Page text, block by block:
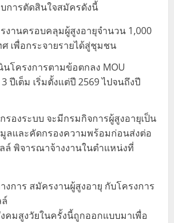
การตัดสินใจสมัครดังนี้
งานครอบคลุมผู้สูงอายุจำนวน 1,000
ศ เพื่อกระจายรายได้สู่ชุมชน
นโครงการตามข้อตกลง MOU
ปีเต็ม เริ่มตั้งแต่ปี 2569 ไปจนถึงปี
รองระบบ จะมีกรมกิจการผู้สูงอายุเป็น
ลและคัดกรองความพร้อมก่อนส่งต่อ
ล์ พิจารณาจ้างงานในตำแหน่งที่
งการ สมัครงานผู้สูงอายุ กับโครงการ
คมสูงวัยในครั้งนี้ถูกออกแบบมาเพื่อ